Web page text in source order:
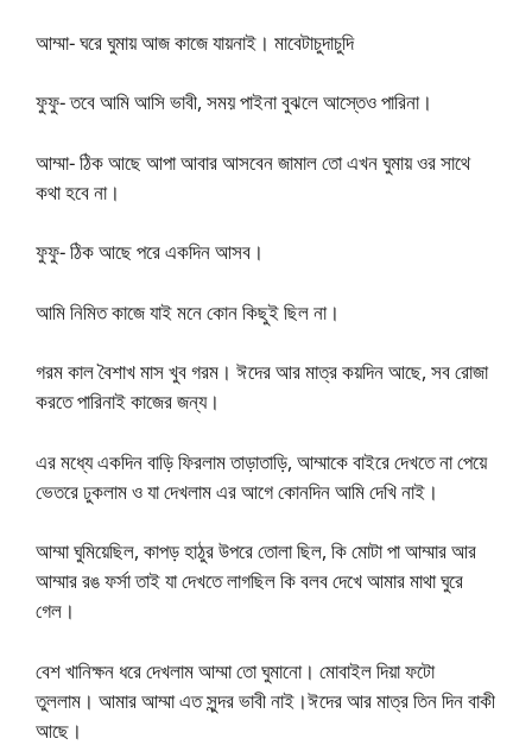
আম্মা- ঘরে ঘুমায় আজ কাজে যায়নাই। মাবেটাচুদাচুদি
ফুফু- তবে আমি আসি ভাবী, সময় পাইনা বুঝলে আস্তেও পারিনা।
আম্মা- ঠিক আছে আপা আবার আসবেন জামাল তো এখন ঘুমায় ওর সাথে
কথা হবে না।
ফুফু- ঠিক আছে পরে একদিন আসব।
আমি নিমিত কাজে যাই মনে কোন কিছুই ছিল না।
গরম কাল বৈশাখ মাস খুব গরম। ঈদের আর মাত্র কয়দিন আছে, সব রোজা
করতে পারিনাই কাজের জন্য।
এর মধ্যে একদিন বাড়ি ফিরলাম তাড়াতাড়ি, আম্মাকে বাইরে দেখতে না পেয়ে
ভেতরে ঢুকলাম ও যা দেখলাম এর আগে কোনদিন আমি দেখি নাই।
আম্মা ঘুমিয়েছিল, কাপড় হাঠুর উপরে তোলা ছিল, কি মোটা পা আম্মার আর
আম্মার রঙ ফর্সা তাই যা দেখতে লাগছিল কি বলব দেখে আমার মাথা ঘুরে
গেল।
বেশ খানিক্ষন ধরে দেখলাম আম্মা তো ঘুমানো। মোবাইল দিয়া ফটো
তুললাম। আমার আম্মা এত সুন্দর ভাবী নাই।ঈদের আর মাত্র তিন দিন বাকী
আছে।